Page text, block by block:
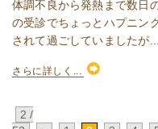
体調不良から発熱まで数日
の受診でちょっとハプニン
されて過ごしていましたが...
さらに詳しく...
2 /